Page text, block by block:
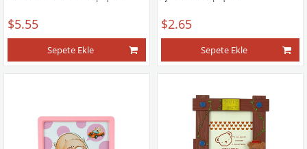
$5.55
Sepete Ekle
$2.65
Sepete Ekle